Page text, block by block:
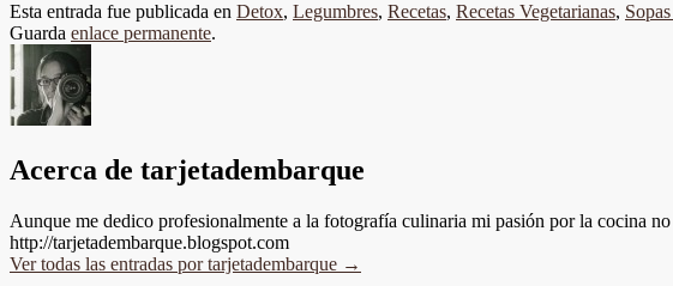
Esta entrada fue publicada en Detox, Legumbres, Recetas, Recetas Vegetarianas,
Guarda enlace permanente.
Acerca de tarjetadembarque
Aunque me dedico profesionalmente a la fotografía culinaria mi pasión por la cocina
http://tarjetadembarque.blogspot.com
Ver todas las entradas por tarjetadembarque →